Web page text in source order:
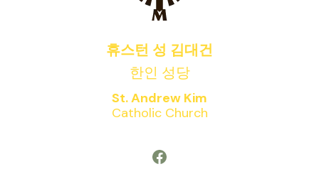
휴스턴 성 김대건
한인 성당
St. Andrew Kim
Catholic Church
Facebook